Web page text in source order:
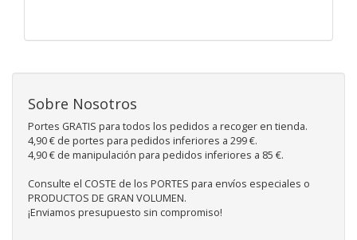
Sobre Nosotros
Portes GRATIS para todos los pedidos a recoger en tienda.
4,90 € de portes para pedidos inferiores a 299 €.
4,90 € de manipulación para pedidos inferiores a 85 €.
Consulte el COSTE de los PORTES para envíos especiales o
PRODUCTOS DE GRAN VOLUMEN.
¡Enviamos presupuesto sin compromiso!